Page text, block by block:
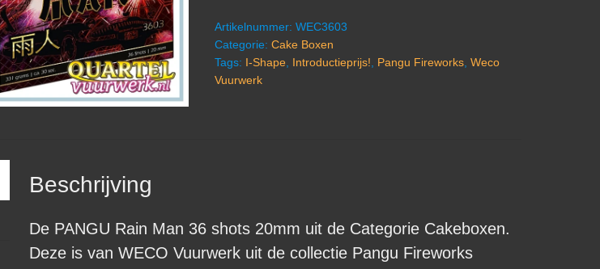
Artikelnummer: WEC3603
Categorie: Cake Boxen
Tags: I-Shape, Introductieprijs! Pangu Fireworks, Weco
Vuurwerk
Beschrijving
De PANGU Rain Man 36 shots 20mm uit de Categorie Cakeboxen.
Deze is van WECO Vuurwerk uit de collectie Pangu Fireworks